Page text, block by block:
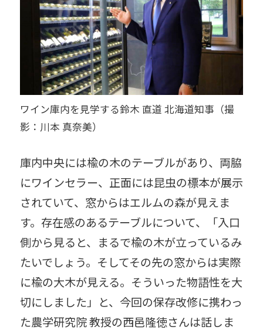
ワイン庫内を見学する鈴木 直道 北海道知事（撮
影：川本 真奈美）
庫内中央には楡の木のテーブルがあり、両脇
にワインセラー、正面には昆虫の標本が展示
されていて、窓からはエルムの森が見えま
す。存在感のあるテーブルについて、「入口
側から見ると、まるで楡の木が立っているみ
たいでしょう。そしてその先の窓からは実際
に楡の大木が見える。そういった物語性を大
切にしました」と、今回の保存改修に携わっ
た農学研究院 教授の西邑隆徳さんは話しま